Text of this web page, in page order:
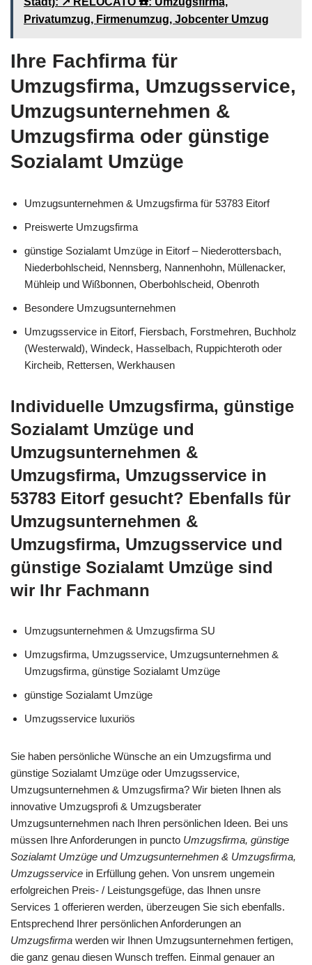
Privatumzug, Firmenumzug, Jobcenter Umzug
Ihre Fachfirma für
Umzugsfirma, Umzugsservice,
Umzugsunternehmen &
Umzugsfirma oder günstige
Sozialamt Umzüge
Umzugsunternehmen & Umzugsfirma für 53783 Eitorf
Preiswerte Umzugsfirma
günstige Sozialamt Umzüge in Eitorf – Niederottersbach,
Niederbohlscheid, Nennsberg, Nannenhohn, Müllenacker,
Mühleip und Wißbonnen, Oberbohlscheid, Obenroth
Besondere Umzugsunternehmen
Umzugsservice in Eitorf, Fiersbach, Forstmehren, Buchholz
(Westerwald), Windeck, Hasselbach, Ruppichteroth oder
Kircheib, Rettersen, Werkhausen
Individuelle Umzugsfirma, günstige
Sozialamt Umzüge und
Umzugsunternehmen &
Umzugsfirma, Umzugsservice in
53783 Eitorf gesucht? Ebenfalls für
Umzugsunternehmen &
Umzugsfirma, Umzugsservice und
günstige Sozialamt Umzüge sind
wir Ihr Fachmann
Umzugsunternehmen & Umzugsfirma SU
Umzugsfirma, Umzugsservice, Umzugsunternehmen &
Umzugsfirma, günstige Sozialamt Umzüge
günstige Sozialamt Umzüge
Umzugsservice luxuriös
Sie haben persönliche Wünsche an ein Umzugsfirma und
günstige Sozialamt Umzüge oder Umzugsservice,
Umzugsunternehmen & Umzugsfirma? Wir bieten Ihnen als
innovative Umzugsprofi & Umzugsberater
Umzugsunternehmen nach Ihren persönlichen Ideen. Bei uns
müssen Ihre Anforderungen in puncto Umzugsfirma, günstige
Sozialamt Umzüge und Umzugsunternehmen & Umzugsfirma,
Umzugsservice in Erfüllung gehen. Von unsrem ungemein
erfolgreichen Preis- / Leistungsgefüge, das Ihnen unsre
Services 1 offerieren werden, überzeugen Sie sich ebenfalls.
Entsprechend Ihrer persönlichen Anforderungen an
Umzugsfirma werden wir Ihnen Umzugsunternehmen fertigen,
die ganz genau diesen Wunsch treffen. Einmal genauer an